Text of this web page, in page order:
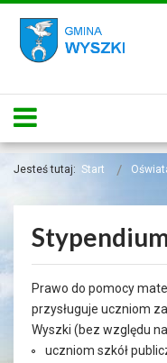
Menu
Jesteś tutaj: Start
Prawo do pomocy
przysługuje uczniom
Wyszki (bez względu
uczniom szkół